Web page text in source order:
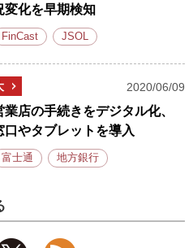
変化を早期検知
FinCast JSOL
2020/06/09
店の手続きをデジタル化、
口やタブレットを導入
富士通 地方銀行